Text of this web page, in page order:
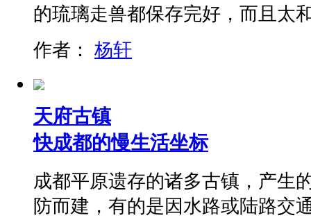
的琉璃走兽都保存完好，而且
作者： 杨轩
天府古镇
快成都的慢生活坐标
成都平原遗存的诸多古镇，产生
防而建，有的是因水路或陆路交